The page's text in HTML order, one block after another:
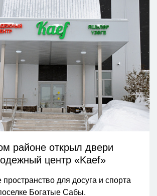
районе открыл двери
центр «Kaef»
для досуга и спорта
Богатые Сабы.